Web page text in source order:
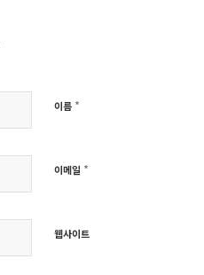
이름 *
이메일 *
웹사이트